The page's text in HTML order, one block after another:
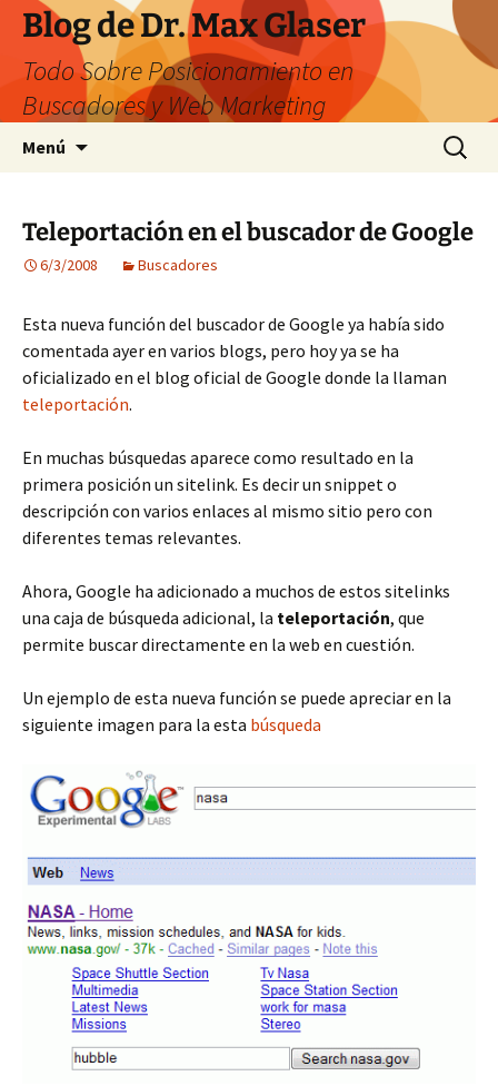
Saltar
contenido
Blog de Dr. Max Glaser
Todo Sobre Posicionamiento en
Buscadores y Web Marketing
Menú Buscar:
Teleportación en el buscador de Google
6/3/2008 Buscadores
Esta nueva función del buscador de Google ya había sido
comentada ayer en varios blogs, pero hoy ya se ha
oficializado en el blog oficial de Google donde la llaman
teleportación.
En muchas búsquedas aparece como resultado en la
primera posición un sitelink. Es decir un snippet o
descripción con varios enlaces al mismo sitio pero con
diferentes temas relevantes.
Ahora, Google ha adicionado a muchos de estos sitelinks
una caja de búsqueda adicional, la teleportación, que
permite buscar directamente en la web en cuestión.
Un ejemplo de esta nueva función se puede apreciar en la
siguiente imagen para la esta búsqueda